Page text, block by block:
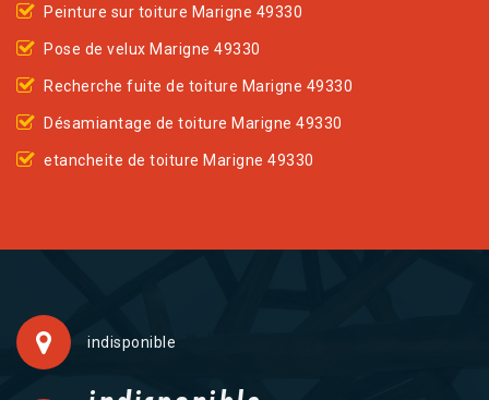
Peinture sur toiture Marigne 49330
Pose de velux Marigne 49330
Recherche fuite de toiture Marigne 49330
Désamiantage de toiture Marigne 49330
etancheite de toiture Marigne 49330
indisponible